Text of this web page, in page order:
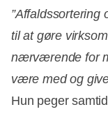
til at gøre
nærværende for
være med og
Hun peger